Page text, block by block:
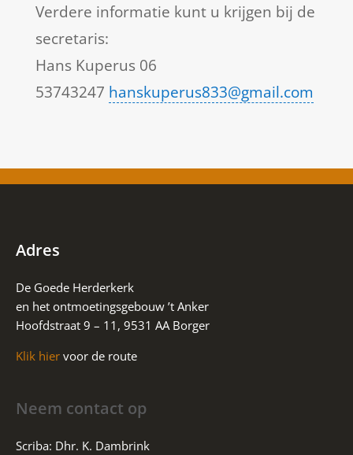
Verdere informatie kunt u krijgen bij de
secretaris:
Hans Kuperus 06
53743247 hanskuperus833@gmail.com
Adres
De Goede Herderkerk
en het ontmoetingsgebouw ’t Anker
Hoofdstraat 9 – 11, 9531 AA Borger
Klik hier voor de route
Neem contact op
Scriba: Dhr. K. Dambrink